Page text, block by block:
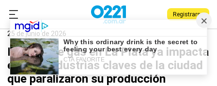
Registrarse
0221.com.ar
25 de junio de 2026
La falta de gas en La Plata ya impacta
en tres industrias claves de la ciudad
que paralizaron su producción